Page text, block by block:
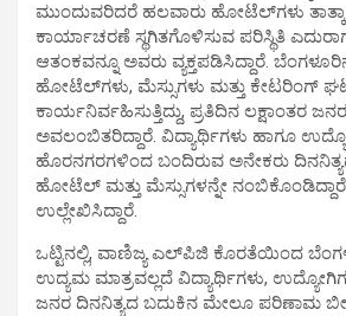
ಮುಂದುವರಿದರೆ ಹಲವಾರು ಹೋಟೆಲ್‌ಗಳು
ಕಾರ್ಯಾಚರಣೆ ಸ್ಥಗಿತಗೊಳಿಸುವ ಪರಿಸ್ಥಿತಿ
ಆತಂಕವನ್ನೂ ಅವರು ವ್ಯಕ್ತಪಡಿಸಿದ್ದಾರೆ.
ಹೋಟೆಲ್‌ಗಳು, ಮೆಸ್ಸುಗಳು ಮತ್ತು ಕೇಟರಿಂಗ್
ಕಾರ್ಯನಿರ್ವಹಿಸುತ್ತಿದ್ದು, ಪ್ರತಿದಿನ ಲಕ್ಷಾಂತರ
ಅವಲಂಬಿತರಿದ್ದಾರೆ. ವಿದ್ಯಾರ್ಥಿಗಳು ಹಾಗೂ
ಹೊರನಗರಗಳಿಂದ ಬಂದಿರುವ ಅನೇಕರು
ಹೋಟೆಲ್ ಮತ್ತು ಮೆಸ್ಸುಗಳನ್ನೇ
ಉಲ್ಲೇಖಿಸಿದ್ದಾರೆ.
ಒಟ್ಟಿನಲ್ಲಿ, ವಾಣಿಜ್ಯ ಎಲ್‌ಪಿಜಿ ಕೊರತೆಯಿಂದ
ಉದ್ಯಮ ಮಾತ್ರವಲ್ಲದೆ ವಿದ್ಯಾರ್ಥಿಗಳು,
ಜನರ ದಿನನಿತ್ಯದ ಬದುಕಿನ ಮೇಲೂ ಪರಿಣಾಮ